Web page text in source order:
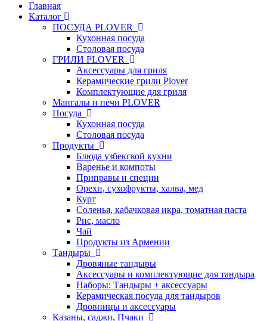
Главная
Каталог
ПОСУДА PLOVER
Кухонная посуда
Столовая посуда
ГРИЛИ PLOVER
Аксессуары для гриля
Керамические грили Plover
Комплектующие для гриля
Мангалы и печи PLOVER
Посуда
Кухонная посуда
Столовая посуда
Продукты
Блюда узбекской кухни
Варенье и компоты
Приправы и специи
Орехи, сухофрукты, халва, мед
Курт
Соленья, кабачковая икра, томатная паста
Рис, масло
Чай
Продукты из Армении
Тандыры
Дровяные тандыры
Аксессуары и комплектующие для тандыра
Наборы: Тандыры + аксессуары
Керамическая посуда для тандыров
Дровницы и аксессуары
Казаны, саджи, Пчаки